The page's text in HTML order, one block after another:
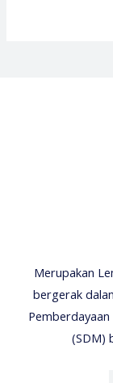
Merupakan
bergerak
(SDM)